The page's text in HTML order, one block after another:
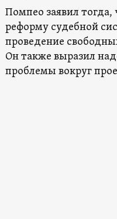
Помпео заявил
реформу судебной
проведение
Он также выразил
проблемы вокруг